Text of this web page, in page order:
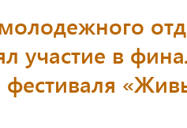
участие в